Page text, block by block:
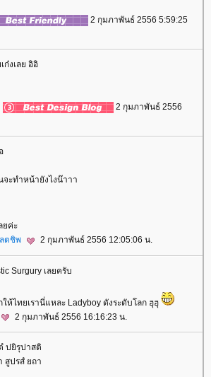
2 กุมภาพันธ์ 2556 5:59:25
ก๋งเลย อิอิ
2 กุมภาพันธ์ 2556
ะทำหน้ายังไงน๊าาา
ยค่ะ
ตชิพ 2 กุมภาพันธ์ 2556 12:05:06 น.
Surgury เลยครับ
ห้ไทยเรานี่แหละ Ladyboy ดังระดับโลก ฮุฮุ
2 กุมภาพันธ์ 2556 16:16:23 น.
ปยิรุปาสติ
สูปรสํ ยถา